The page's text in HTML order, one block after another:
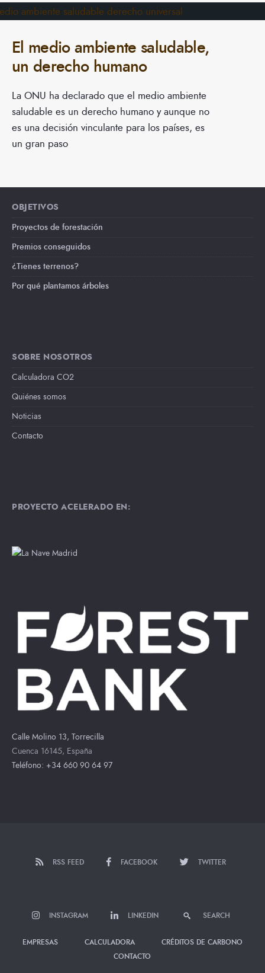
El medio ambiente saludable,
un derecho humano
La ONU ha declarado que el medio ambiente
saludable es un derecho humano y aunque no
es una decisión vinculante para los países, es
un gran paso
OBJETIVOS
Proyectos de forestación
Premios conseguidos
¿Tienes terrenos?
Por qué plantamos árboles
SOBRE NOSOTROS
Calculadora CO2
Quiénes somos
Noticias
Contacto
PROYECTO ACELERADO EN:
Calle Molino 13, Torrecilla
Cuenca 16145, España
Teléfono: +34 660 90 64 97
RSS FEED FACEBOOK TWITTER
INSTAGRAM LINKEDIN SEARCH
EMPRESAS CALCULADORA
CRÉDITOS DE CARBONO
CONTACTO